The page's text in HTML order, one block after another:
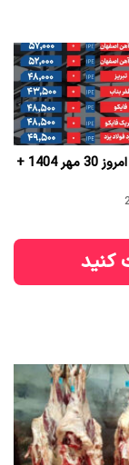
قیمت تیرآهن امروز 30 مهر 1404 +
کنید